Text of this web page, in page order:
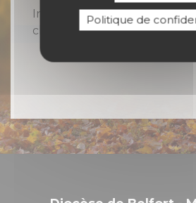
Inscrivez-vous à notre
chaque semaine toute
Politique de